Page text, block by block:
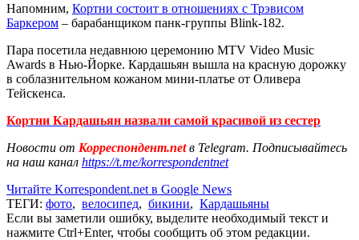
Напомним, Кортни состоит в отношениях с Трэвисом
Баркером – барабанщиком панк-группы Blink-182.
Пара посетила недавнюю церемонию MTV Video Music
Awards в Нью-Йорке. Кардашьян вышла на красную дорожку
в соблазнительном кожаном мини-платье от Оливера
Тейскенса.
Кортни Кардашьян назвали самой красивой из сестер
Новости от Корреспондент.netв Telegram. Подписывайтесь
на наш канал https://t.me/korrespondentnet
Читайте Korrespondent.net в Google News
ТЕГИ: фото, велосипед, бикини, Кардашьяны
Если вы заметили ошибку, выделите необходимый текст и
нажмите Ctrl+Enter, чтобы сообщить об этом редакции.